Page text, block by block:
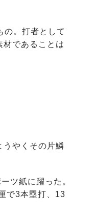
の。打者として
であることは
やくその片鱗
ツ紙に躍った。
で3本塁打、13